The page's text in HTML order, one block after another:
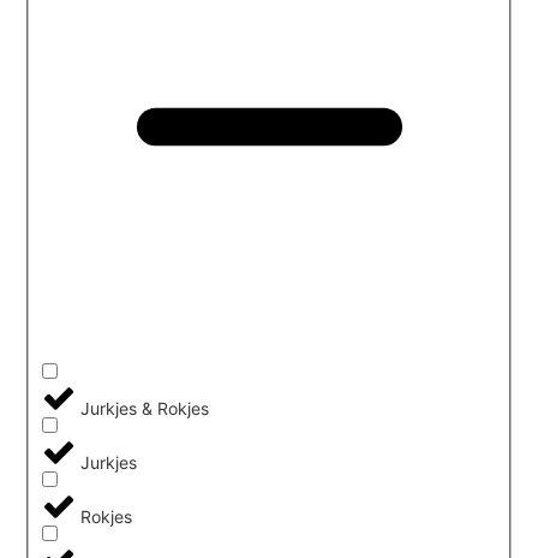
Jurkjes & Rokjes
Jurkjes
Rokjes